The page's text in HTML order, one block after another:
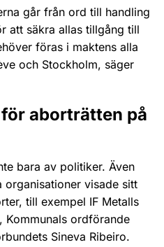
går från ord till handling
att säkra allas tillgång till
föras i maktens alla
och Stockholm, säger
aborträtten på
bara av politiker. Även
visade sitt
till exempel IF Metalls
Kommunals ordförande
Sineva Ribeiro.